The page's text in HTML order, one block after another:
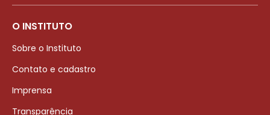
O INSTITUTO
Sobre o Instituto
Contato e cadastro
Imprensa
Transparência